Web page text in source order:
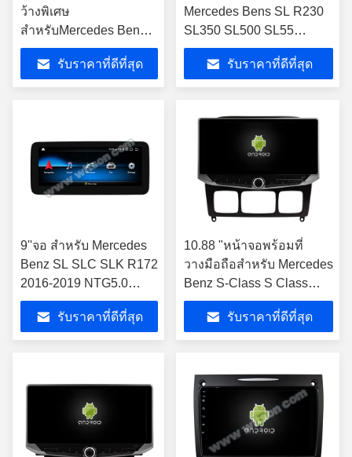
ว้างพิเศษ
สำหรับMercedes Benz
SLK Class R171
SLK200 SLK280
SLK300 2000-2011
รับราคาที่ดีที่สุด
Mercedes Bens SL R230
SL350 SL500 SL55
SL600 SL65 2001-2007
รถสเตอริโอรับราคาที่ดีที่สุด
9''จอ สําหรับ Mercedes
Benz SL SLC SLK R172
2016-2019 NTG5.0
มัลติมีเดีย เพลย์
รับราคาที่ดีที่สุด
10.88 "หน้าจอพร้อมที่
วางมือถือสำหรับ Mercedes
Benz S-Class S Class
W220 VV220 1998- 2005
รับราคาที่ดีที่สุด